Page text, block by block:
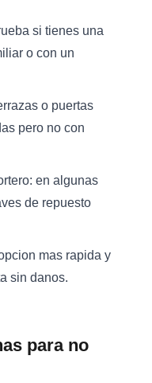
si tienes una
o con un
o puertas
pero no con
en algunas
de repuesto
mas rapida y
sin danos.
para no